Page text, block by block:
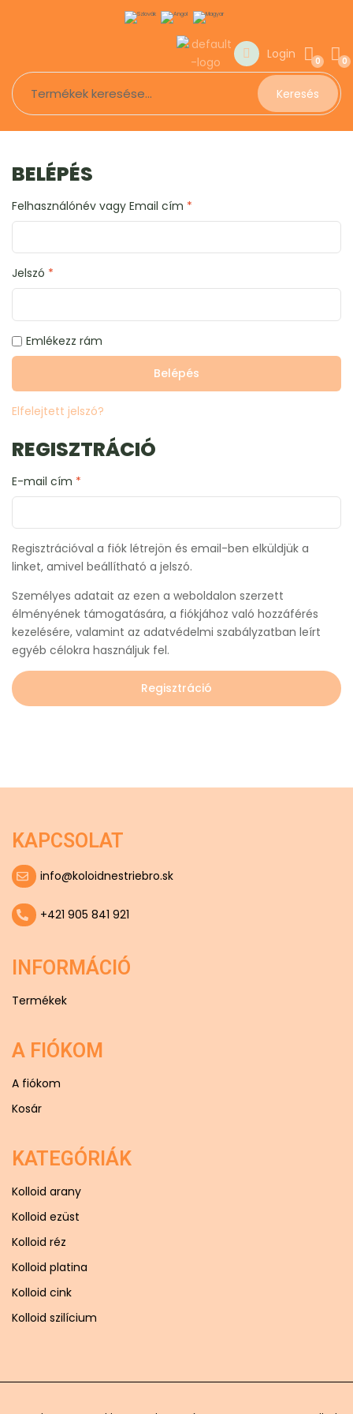
Login 0 0
Keresés
BELÉPÉS
Felhasználónév vagy Email cím *
Jelszó *
Emlékezz rám
Belépés
Elfelejtett jelszó?
REGISZTRÁCIÓ
E-mail cím *
Regisztrációval a fiók létrejön és email-ben elküldjük a
linket, amivel beállítható a jelszó.
Személyes adatait az ezen a weboldalon szerzett
élményének támogatására, a fiókjához való hozzáférés
kezelésére, valamint az adatvédelmi szabályzatban leírt
egyéb célokra használjuk fel.
Regisztráció
KAPCSOLAT
info@koloidnestriebro.sk
+421 905 841 921
INFORMÁCIÓ
Termékek
A FIÓKOM
A fiókom
Kosár
KATEGÓRIÁK
Kolloid arany
Kolloid ezüst
Kolloid réz
Kolloid platina
Kolloid cink
Kolloid szilícium